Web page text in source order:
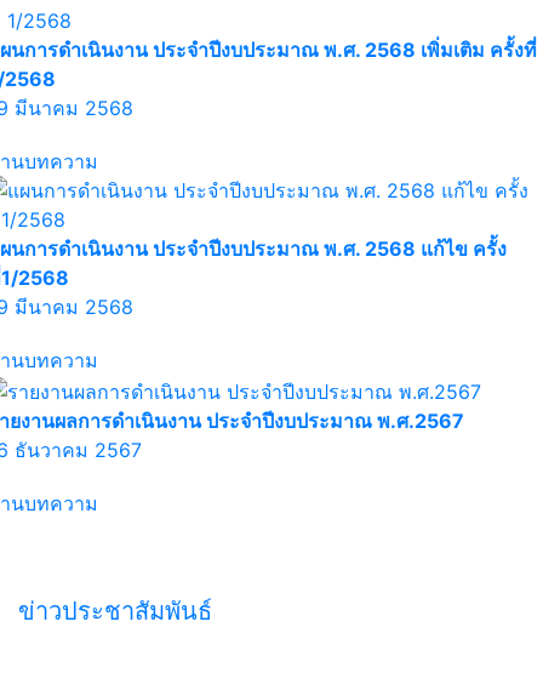
นการดำเนินงาน ประจำปีงบประมาณ พ.ศ. 2568 เพิ่มเติม ครั้งที่
2568
มีนาคม 2568
นบทความ
นการดำเนินงาน ประจำปีงบประมาณ พ.ศ. 2568 แก้ไข ครั้ง
2568
มีนาคม 2568
นบทความ
ยงานผลการดำเนินงาน ประจำปีงบประมาณ พ.ศ.2567
ธันวาคม 2567
นบทความ
ข่าวประชาสัมพันธ์